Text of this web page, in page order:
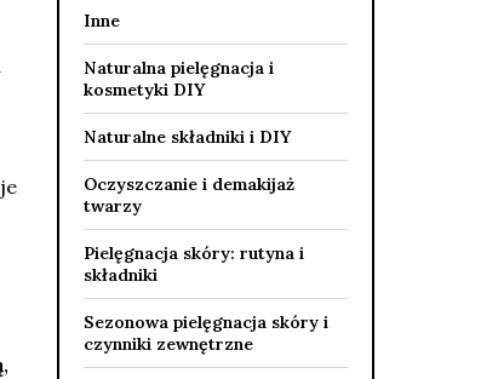
Inne
Naturalna pielęgnacja i
kosmetyki DIY
Naturalne składniki i DIY
Oczyszczanie i demakijaż
twarzy
Pielęgnacja skóry: rutyna i
składniki
Sezonowa pielęgnacja skóry i
czynniki zewnętrzne